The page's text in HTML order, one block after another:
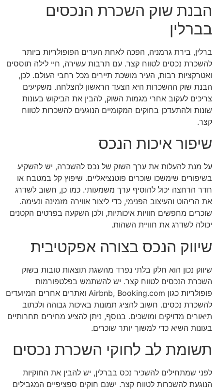
הבנת שוק השכרת הנכסים
בברלין
ברלין, בירת גרמניה, הפכה לאחת הערים הפופולריות ביותר
להשכרת נכסים לטווח קצר. עם תרבות עשירה, חיי לילה תוססים
ואטרקציות רבות, העיר מושכת תיירים מכל רחבי העולם. לכן,
הבנת שוק ההשכרות היא הצעד הראשון להצלחה. משקיעים
צריכים לעקוב אחרי מגמות השוק, להבין את הביקוש בעונות
שונות ולהתעדכן בחוקים המקומיים הנוגעים להשכרות לטווח
קצר.
שיפור איכות הנכס
על מנת להעלות את ערך השוק של נכס להשכרה, יש להשקיע
בשיפורים שימשכו שוכרים פוטנציאליים. שיפוץ קל במטבח או
חדר הרחצה יכול להוסיף ערך משמעותי. כמו כן, חשוב לשדרג
את הריהוט והעיצוב הפנימי, כדי ליצור אווירה מזמינה ונעימה.
שוכרים מחפשים חוויות איכותיות, ולכן השקעה בפרטים הקטנים
יכולה לשדרג את חוויית השהות.
שיווק הנכס בצורה אפקטיבית
שיווק נכון הוא חלק בלתי נפרד מהשגת תוצאות טובות בשוק
השכרת הנכסים לטווח קצר. יש להשתמש בפלטפורמות
פופולריות כגון Airbnb, Booking.com ואתרים אחרים המיועדים
להשכרת נכסים. חשוב להציג תמונות באיכות גבוהה ולכתוב
תיאורים מדויקים ומושכים. בנוסף, ניתן להציע מחירים תחרותיים
בעונות השיא כדי למשוך יותר שוכרים.
תשומת לב לחוקי השכרת נכסים
לפני שמתחילים להשכיר נכס בברלין, יש להבין את החוקיות
הנוגעת להשכרות לטווח קצר. ישנם חוקים ספציפיים המגבילים